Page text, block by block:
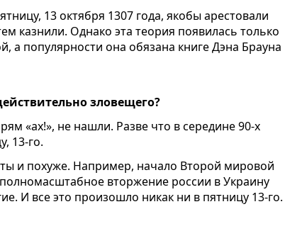
13 октября 1307 года, якобы арестовали
казнили. Однако эта теория появилась только
а популярности она обязана книге Дэна Брауна
зловещего?
«ах!», не нашли. Разве что в середине 90-х
13-го.
и похуже. Например, начало Второй мировой
вторжение россии в Украину
И все это произошло никак ни в пятницу 13-го.